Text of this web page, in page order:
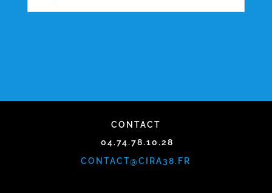
CONTACT
04.74.78.10.28
CONTACT@CIRA38.FR